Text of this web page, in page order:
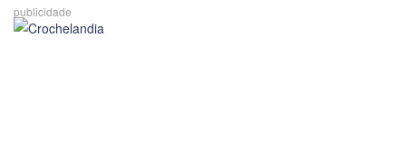
publicidade